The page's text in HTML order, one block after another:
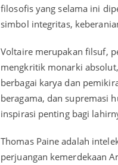
filosofis yang selama ini
simbol integritas,
Voltaire merupakan filsuf,
mengkritik monarki
berbagai karya dan
beragama, dan supremasi
inspirasi penting bagi
Thomas Paine adalah
perjuangan kemerdekaan